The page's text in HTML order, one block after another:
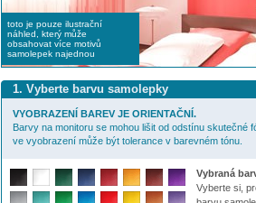
toto je pouze ilustrační
náhled, který může
obsahovat více motivů
samolepek najednou
1. Vyberte barvu samolepky
VYOBRAZENÍ BAREV JE ORIENTAČNÍ.
Barvy na monitoru se mohou lišit od odstínu skutečné
ve vyobrazení může být tolerance v barevném tónu.
Vybraná
Vyberte si,